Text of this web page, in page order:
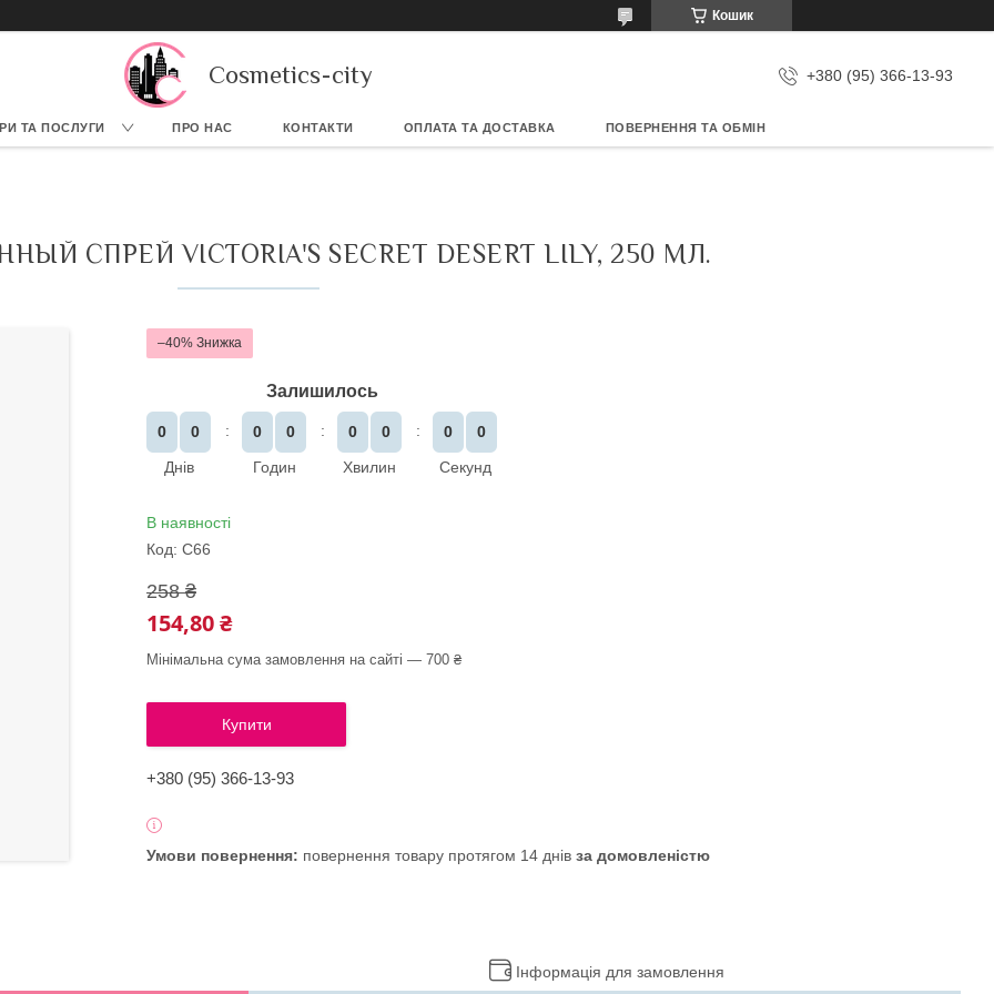
Кошик
Cosmetics-city +380 (95) 366-13-93
ТА ПОСЛУГИ ПРО НАС КОНТАКТИ ОПЛАТА ТА ДОСТАВКА ПОВЕРНЕННЯ ТА ОБМІН
СПРЕЙ VICTORIA'S SECRET DESERT LILY, 250 МЛ.
–40%
Залишилось
0
0
Днів
0
0
Годин
0
0
Хвилин
0
0
Секунд
В наявності
Код: C66
258 ₴
154,80 ₴
Мінімальна сума замовлення на сайті — 700 ₴
Купити
+380 (95) 366-13-93
повернення товару протягом 14 днів за домовленістю
Інформація для замовлення